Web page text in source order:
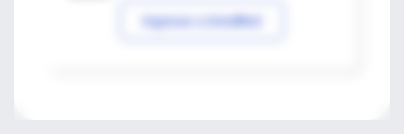
Ingresar a IntraMed